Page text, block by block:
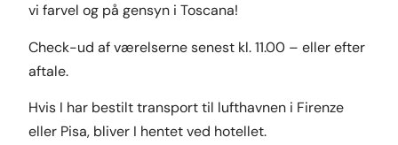
vi farvel og på gensyn i Toscana!
Check-ud af værelserne senest kl. 11.00 – eller efter
aftale.
Hvis I har bestilt transport til lufthavnen i Firenze
eller Pisa, bliver I hentet ved hotellet.